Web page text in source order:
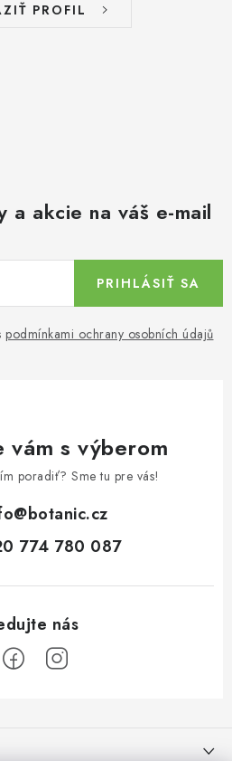
PROFIL
a akcie na váš e-mail
podmínkami ochrany osobních údajů
PRIHLÁSIŤ SA
vám s výberom
poradiť? Sme tu pre vás!
@botanic.cz
774 780 087